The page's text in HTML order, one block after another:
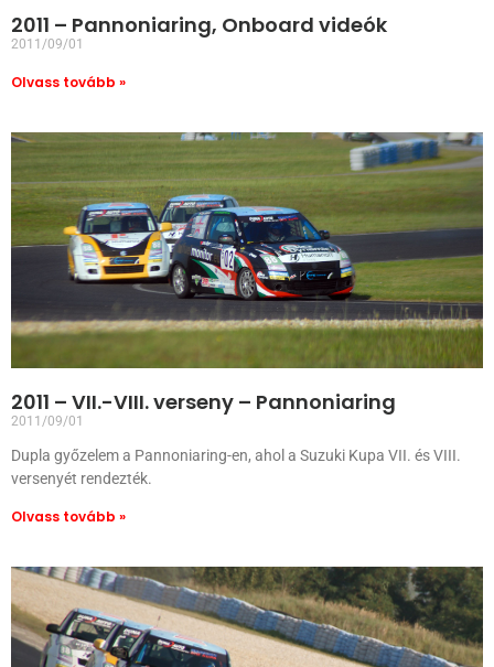
2011 – Pannoniaring, Onboard videók
2011/09/01
Olvass tovább »
2011 – VII.-VIII. verseny – Pannoniaring
2011/09/01
Dupla győzelem a Pannoniaring-en, ahol a Suzuki Kupa VII. és VIII.
versenyét rendezték.
Olvass tovább »